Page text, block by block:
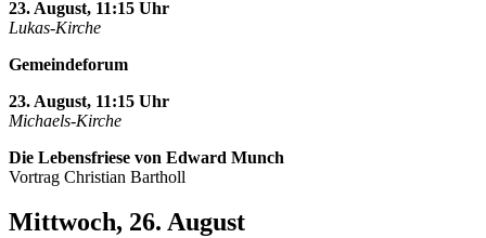
23. August, 11:15 Uhr
Lukas-Kirche
Gemeindeforum
23. August, 11:15 Uhr
Michaels-Kirche
Die Lebensfriese von Edward Munch
Vortrag Christian Bartholl
Mittwoch, 26. August